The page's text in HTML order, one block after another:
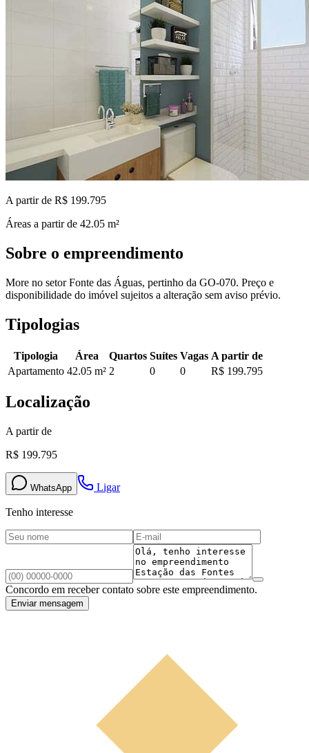
A partir de R$ 199.795
Áreas a partir de 42.05 m²
Sobre o empreendimento
More no setor Fonte das Águas, pertinho da GO-070. Preço e
disponibilidade do imóvel sujeitos a alteração sem aviso prévio.
Tipologias
Tipologia Área Quartos Suítes Vagas A partir de
Apartamento 42.05 m² 2 0 0 R$ 199.795
Localização
A partir de
R$ 199.795
WhatsApp Ligar
Tenho interesse
Concordo em receber contato sobre este empreendimento.
Enviar mensagem